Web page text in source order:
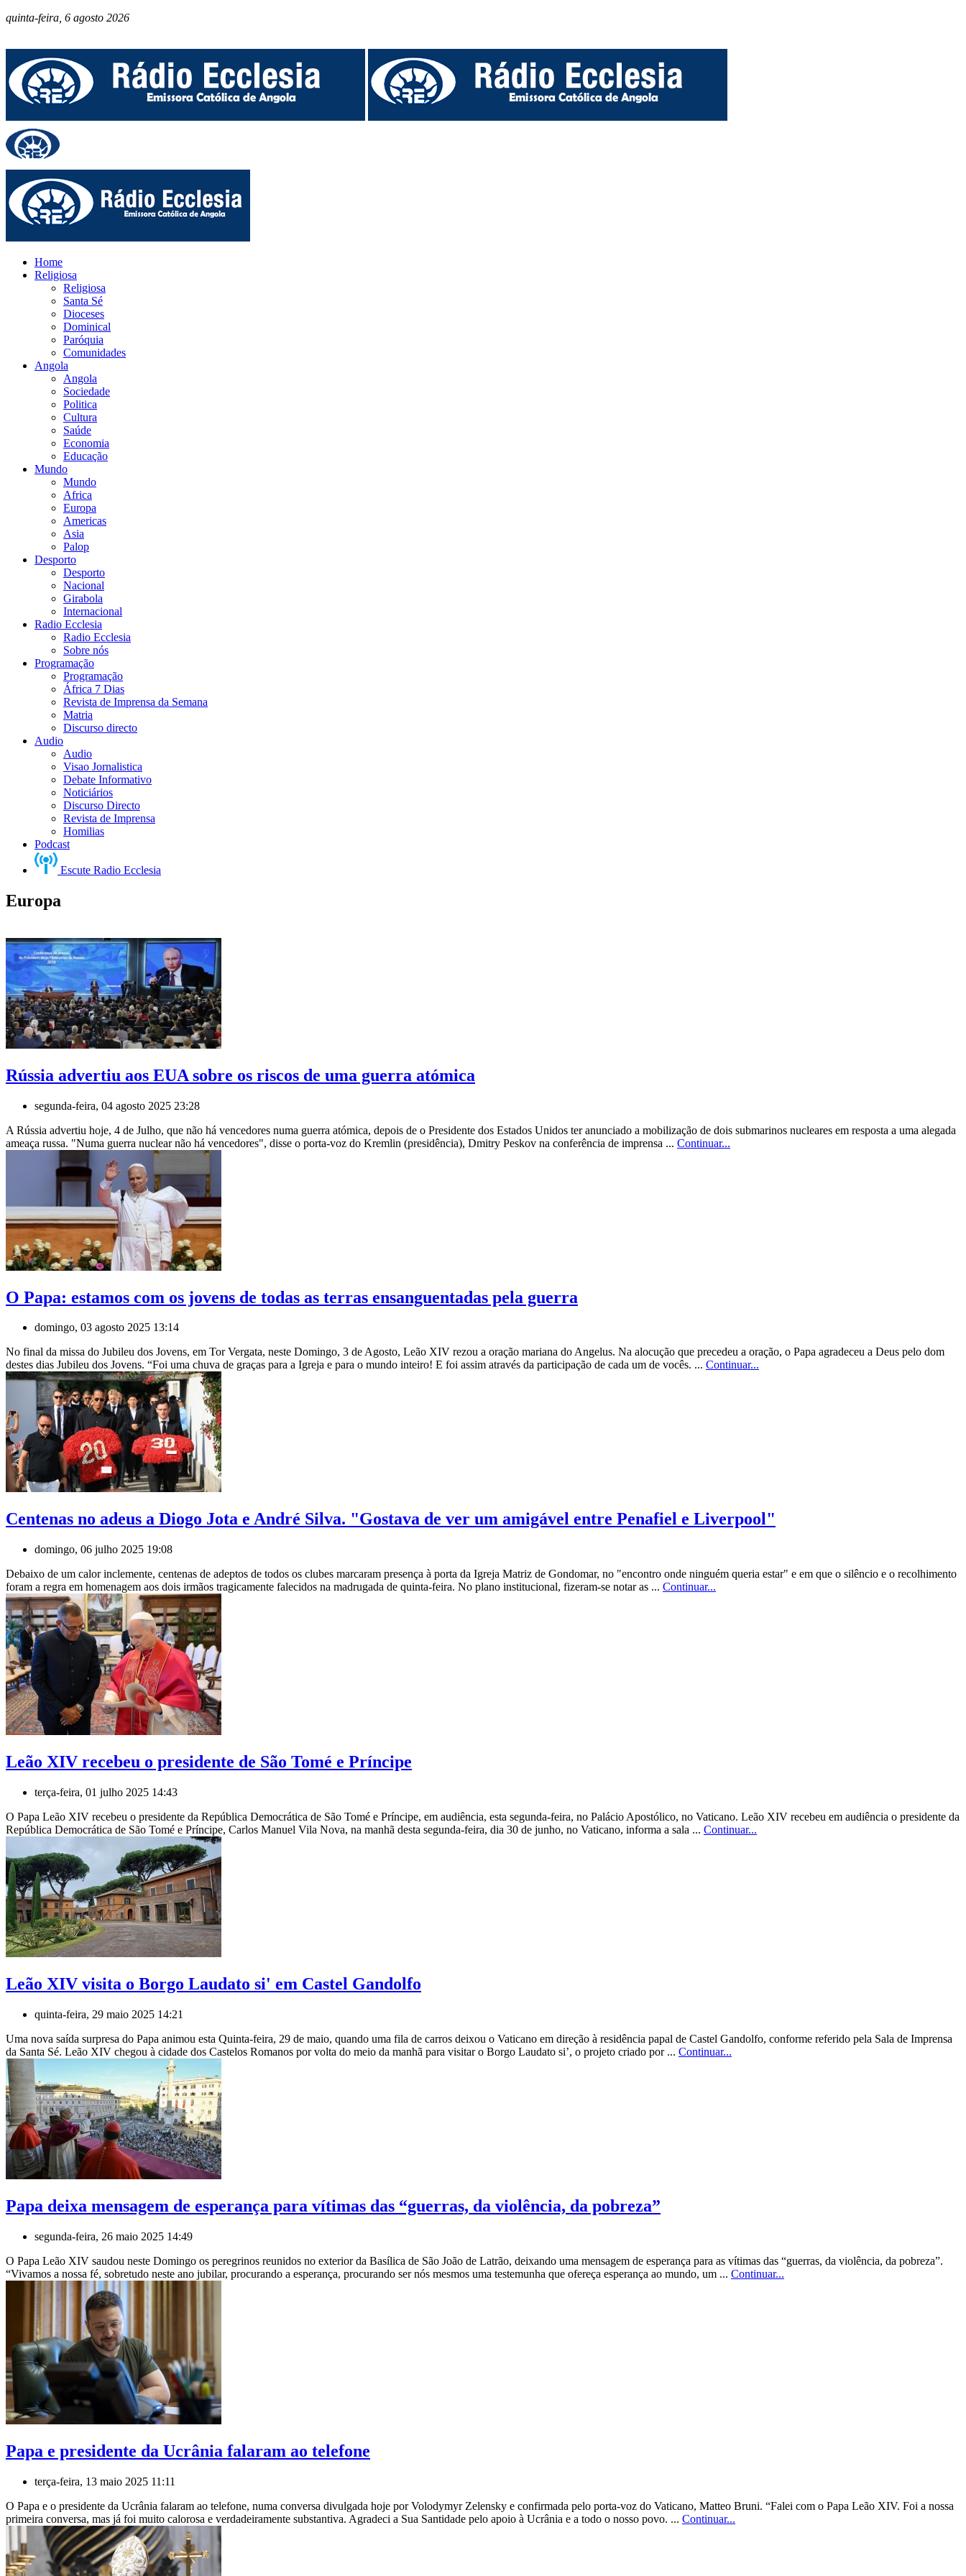
quinta-feira, 6 agosto 2026
Home
Religiosa
Religiosa
Santa Sé
Dioceses
Dominical
Paróquia
Comunidades
Angola
Angola
Sociedade
Politica
Cultura
Saúde
Economia
Educação
Mundo
Mundo
Africa
Europa
Americas
Asia
Palop
Desporto
Desporto
Nacional
Girabola
Internacional
Radio Ecclesia
Radio Ecclesia
Sobre nós
Programação
Programação
África 7 Dias
Revista de Imprensa da Semana
Matria
Discurso directo
Audio
Audio
Visao Jornalistica
Debate Informativo
Noticiários
Discurso Directo
Revista de Imprensa
Homilias
Podcast
Escute Radio Ecclesia
Europa
Rússia advertiu aos EUA sobre os riscos de uma guerra atómica
segunda-feira, 04 agosto 2025 23:28
A Rússia advertiu hoje, 4 de Julho, que não há vencedores numa guerra atómica, depois de o Presidente dos Estados Unidos ter anunciado a mobilização de dois submarinos nucleares em resposta a uma alegada
ameaça russa. "Numa guerra nuclear não há vencedores", disse o porta-voz do Kremlin (presidência), Dmitry Peskov na conferência de imprensa ... Continuar...
O Papa: estamos com os jovens de todas as terras ensanguentadas pela guerra
domingo, 03 agosto 2025 13:14
No final da missa do Jubileu dos Jovens, em Tor Vergata, neste Domingo, 3 de Agosto, Leão XIV rezou a oração mariana do Angelus. Na alocução que precedeu a oração, o Papa agradeceu a Deus pelo dom
destes dias Jubileu dos Jovens. “Foi uma chuva de graças para a Igreja e para o mundo inteiro! E foi assim através da participação de cada um de vocês. ... Continuar...
Centenas no adeus a Diogo Jota e André Silva. "Gostava de ver um amigável entre Penafiel e Liverpool"
domingo, 06 julho 2025 19:08
Debaixo de um calor inclemente, centenas de adeptos de todos os clubes marcaram presença à porta da Igreja Matriz de Gondomar, no "encontro onde ninguém queria estar" e em que o silêncio e o recolhimento
foram a regra em homenagem aos dois irmãos tragicamente falecidos na madrugada de quinta-feira. No plano institucional, fizeram-se notar as ... Continuar...
Leão XIV recebeu o presidente de São Tomé e Príncipe
terça-feira, 01 julho 2025 14:43
O Papa Leão XIV recebeu o presidente da República Democrática de São Tomé e Príncipe, em audiência, esta segunda-feira, no Palácio Apostólico, no Vaticano. Leão XIV recebeu em audiência o presidente da
República Democrática de São Tomé e Príncipe, Carlos Manuel Vila Nova, na manhã desta segunda-feira, dia 30 de junho, no Vaticano, informa a sala ... Continuar...
Leão XIV visita o Borgo Laudato si' em Castel Gandolfo
quinta-feira, 29 maio 2025 14:21
Uma nova saída surpresa do Papa animou esta Quinta-feira, 29 de maio, quando uma fila de carros deixou o Vaticano em direção à residência papal de Castel Gandolfo, conforme referido pela Sala de Imprensa
da Santa Sé. Leão XIV chegou à cidade dos Castelos Romanos por volta do meio da manhã para visitar o Borgo Laudato si’, o projeto criado por ... Continuar...
Papa deixa mensagem de esperança para vítimas das “guerras, da violência, da pobreza”
segunda-feira, 26 maio 2025 14:49
O Papa Leão XIV saudou neste Domingo os peregrinos reunidos no exterior da Basílica de São João de Latrão, deixando uma mensagem de esperança para as vítimas das “guerras, da violência, da pobreza”.
“Vivamos a nossa fé, sobretudo neste ano jubilar, procurando a esperança, procurando ser nós mesmos uma testemunha que ofereça esperança ao mundo, um ... Continuar...
Papa e presidente da Ucrânia falaram ao telefone
terça-feira, 13 maio 2025 11:11
O Papa e o presidente da Ucrânia falaram ao telefone, numa conversa divulgada hoje por Volodymyr Zelensky e confirmada pelo porta-voz do Vaticano, Matteo Bruni. “Falei com o Papa Leão XIV. Foi a nossa
primeira conversa, mas já foi muito calorosa e verdadeiramente substantiva. Agradeci a Sua Santidade pelo apoio à Ucrânia e a todo o nosso povo. ... Continuar...